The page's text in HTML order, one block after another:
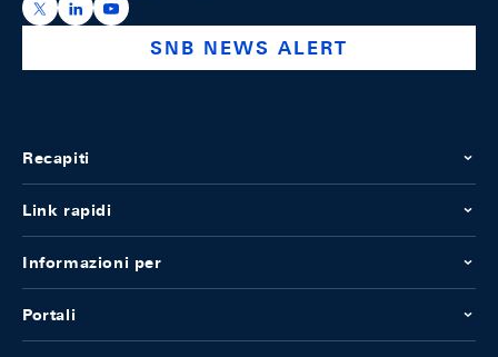
https://x.com/snb_bns
https://ch.linkedin.com/company/swiss-national-
https://www.youtube.com/@swissnationalbank
SNB NEWS ALERT
Recapiti
Link rapidi
Informazioni per
Portali